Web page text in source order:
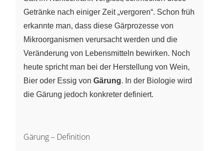
Getränke nach einiger Zeit „vergoren“. Schon früh
erkannte man, dass diese Gärprozesse von
Mikroorganismen verursacht werden und die
Veränderung von Lebensmitteln bewirken. Noch
heute spricht man bei der Herstellung von Wein,
Bier oder Essig von Gärung. In der Biologie wird
die Gärung jedoch konkreter definiert.
Gärung – Definition